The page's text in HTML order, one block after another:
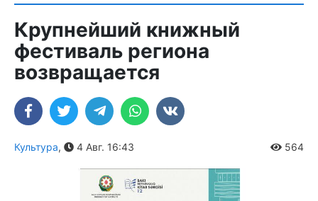
Крупнейший книжный
фестиваль региона
возвращается
Культура, 4 Авг. 16:43 564